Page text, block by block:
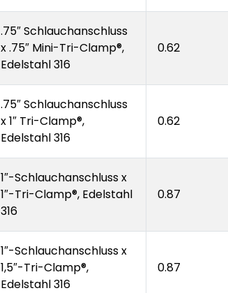
.75″ Schlauchanschluss
x .75″ Mini-Tri-Clamp®,
Edelstahl 316
0.62
.75″ Schlauchanschluss
x 1″ Tri-Clamp®,
Edelstahl 316
0.62
1″-Schlauchanschluss x
1″-Tri-Clamp®, Edelstahl
316
0.87
1″-Schlauchanschluss x
1,5″-Tri-Clamp®,
Edelstahl 316
0.87